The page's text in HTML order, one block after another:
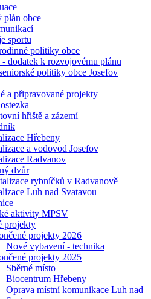
plán obce
sportu
politiky obce
dodatek k rozvojovému plánu
politiky obce Josefov
a připravované projekty
hřiště a zázemí
Hřebeny
a vodovod Josefov
Radvanov
dvůr
rybníčků v Radvanově
Luh nad Svatavou
aktivity MPSV
projekty
projekty 2026
Nové vybavení - technika
projekty 2025
Sběrné místo
Biocentrum Hřebeny
Oprava místní komunikace Luh nad